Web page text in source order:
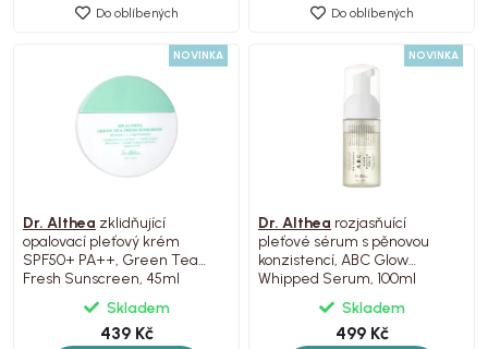
Do oblíbených Do oblíbených
NOVINKA
Dr. Althea zklidňující
opalovací pleťový krém
SPF50+ PA++, Green Tea
Fresh Sunscreen, 45ml
Skladem
439 Kč
NOVINKA
Dr. Althea rozjasňuící
pleťové sérum s pěnovou
konzistencí, ABC Glow
Whipped Serum, 100ml
Skladem
499 Kč